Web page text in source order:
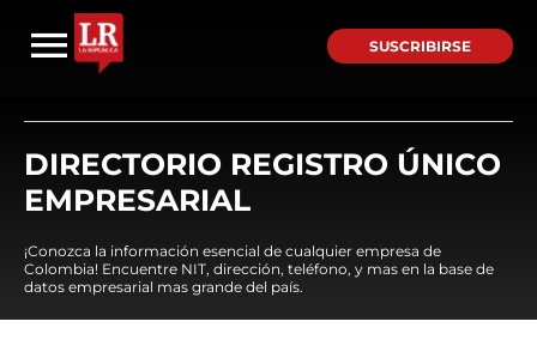
SUSCRIBIRSE
DIRECTORIO REGISTRO ÚNICO
EMPRESARIAL
¡Conozca la información esencial de cualquier empresa de
Colombia! Encuentre NIT, dirección, teléfono, y mas en la base de
datos empresarial mas grande del país.